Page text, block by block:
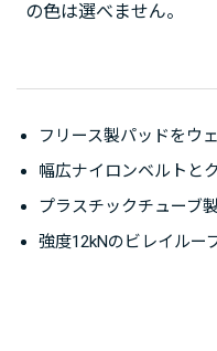
の色は選べません。
フリース製パッドをウ
幅広ナイロンベルトと
プラスチックチューブ
強度12kNのビレイルー